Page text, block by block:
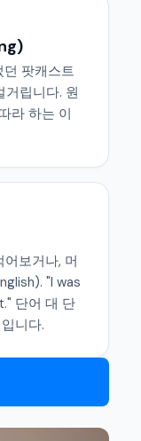
팟캐스트
립니다. 원
라 하는 이
보거나, 머
"I was
단어 대 단
니다.